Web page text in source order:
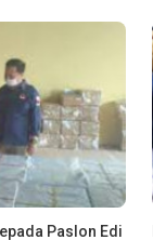
Paslon Edi